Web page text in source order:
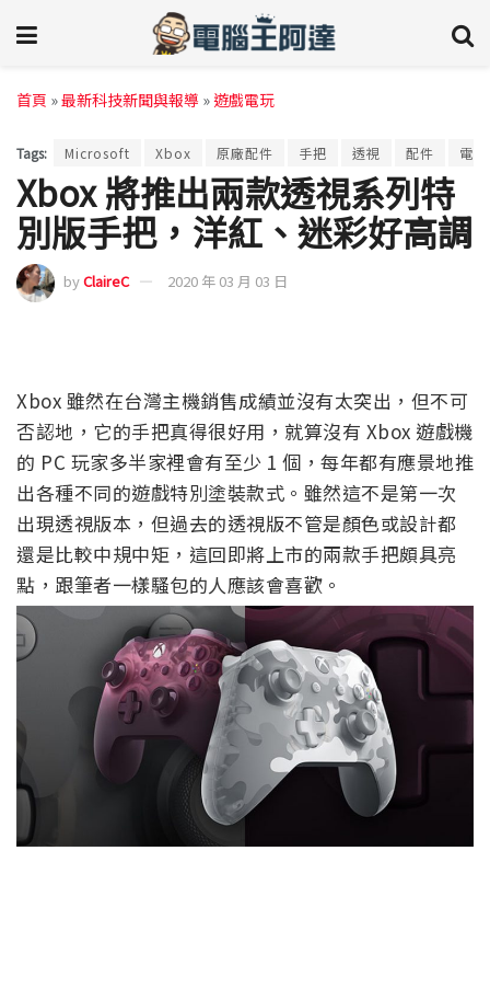
首頁 »最新科技新聞與報導 »遊戲電玩
Tags: Microsoft Xbox 原廠配件 手把 透視 配件 電
Xbox 將推出兩款透視系列特
別版手把，洋紅、迷彩好高調
byClaireC 2020 年 03 月 03 日
Xbox 雖然在台灣主機銷售成績並沒有太突出，但不可
否認地，它的手把真得很好用，就算沒有 Xbox 遊戲機
的 PC 玩家多半家裡會有至少 1 個，每年都有應景地推
出各種不同的遊戲特別塗裝款式。雖然這不是第一次
出現透視版本，但過去的透視版不管是顏色或設計都
還是比較中規中矩，這回即將上市的兩款手把頗具亮
點，跟筆者一樣騷包的人應該會喜歡。